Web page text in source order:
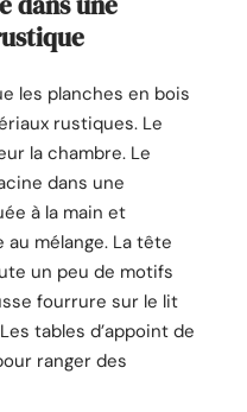
les planches en bois
rustiques. Le
la chambre. Le
dans une
à la main et
mélange. La tête
un peu de motifs
fourrure sur le lit
tables d’appoint de
ranger des